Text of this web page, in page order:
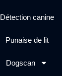
Détection canine
Punaise de lit
Dogscan